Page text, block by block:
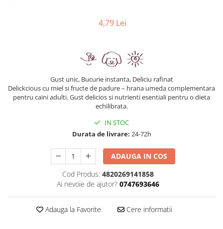
4,79 Lei
Gust unic, Bucurie instanta, Deliciu rafinat
Delickcious cu miel si fructe de padure – hrana umeda complementara
pentru caini adulti. Gust delicios si nutrienti esentiali pentru o dieta
echilibrata.
IN STOC
Durata de livrare: 24-72h
ADAUGA IN COS
Cod Produs: 4820269141858
Ai nevoie de ajutor? 0747693646
Adauga la Favorite Cere informatii